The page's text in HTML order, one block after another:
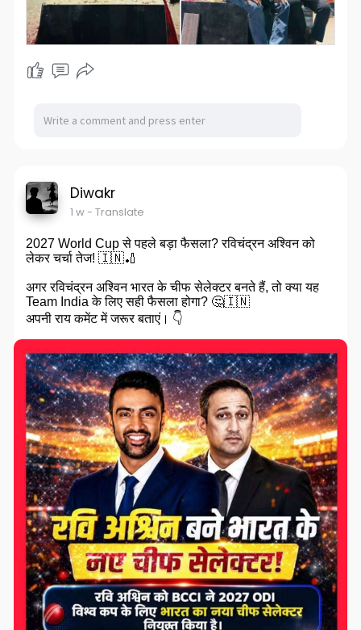
Diwakr
1 w- Translate
2027 World Cup से पहले बड़ा फैसला? रविचंद्रन अश्विन को
लेकर चर्चा तेज! 🇮🇳🏏
अगर रविचंद्रन अश्विन भारत के चीफ सेलेक्टर बनते हैं, तो क्या यह
Team India के लिए सही फैसला होगा? 🤔🇮🇳
अपनी राय कमेंट में जरूर बताएं। 👇